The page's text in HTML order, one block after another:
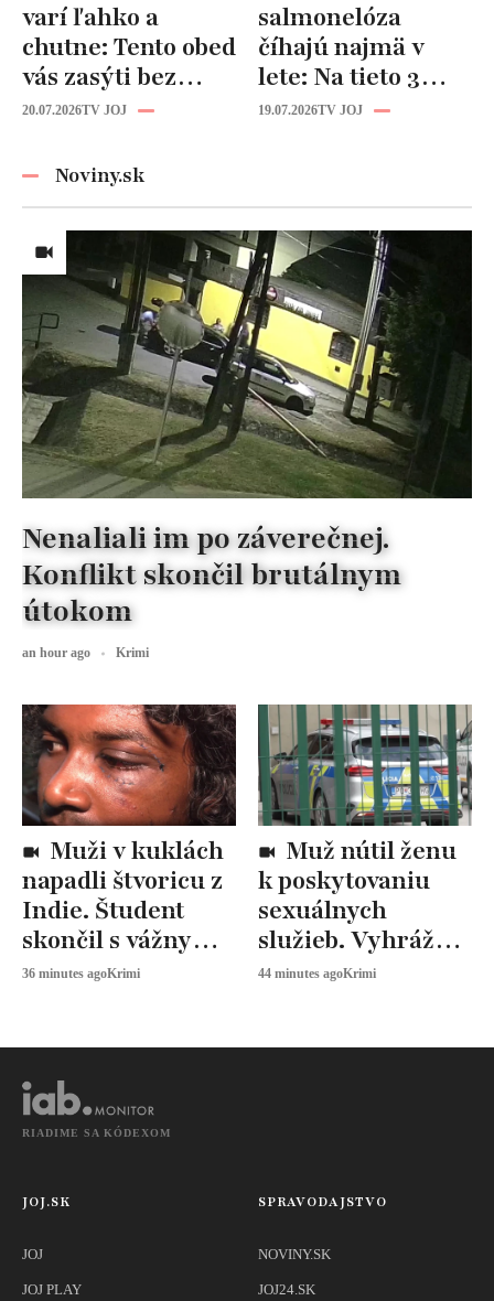
varí ľahko a
chutne: Tento obed
vás zasýti bez
zbytočných kalórií
20.07.2026TV JOJ
salmonelóza
číhajú najmä v
lete: Na tieto 3
pravidlá pri jedle
19.07.2026TV JOJ
Noviny.sk
napadli štvoricu z
Indie. Študent
skončil s vážnymi
zraneniami
36 minutes agoKrimi
k poskytovaniu
sexuálnych
služieb. Vyhrážal
sa jej odobraním
44 minutes agoKrimi
Nenaliali im po záverečnej.
Konflikt skončil brutálnym
útokom
an hour ago Krimi
RIADIME SA KÓDEXOM
JOJ.SK
JOJ
JOJ PLAY
SPRAVODAJSTVO
NOVINY.SK
JOJ24.SK